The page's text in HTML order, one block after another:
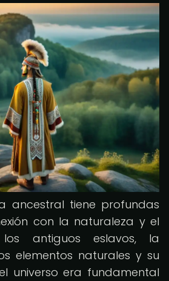
ancestral tiene profundas
con la naturaleza y el
antiguos eslavos, la
elementos naturales y su
universo era fundamental